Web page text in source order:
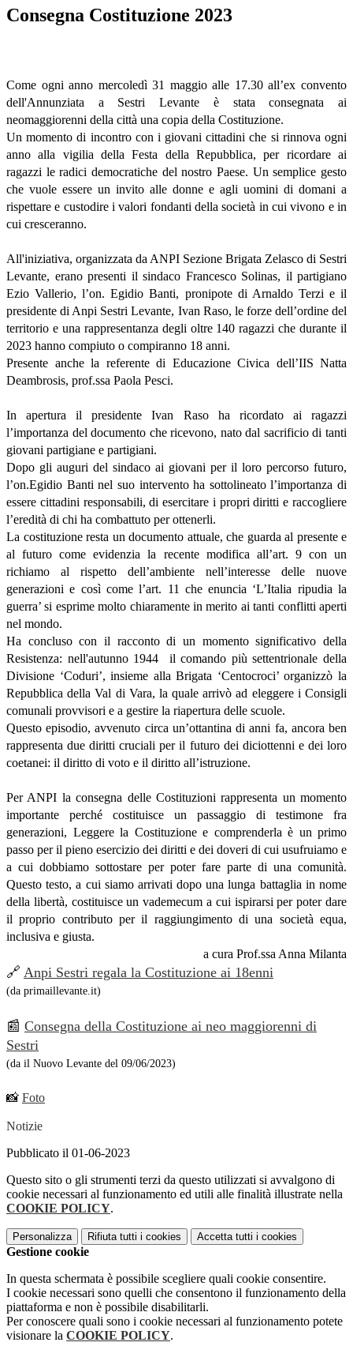
Consegna Costituzione 2023
Come ogni anno mercoledì 31 maggio alle 17.30 all’ex convento
dell'Annunziata a Sestri Levante è stata consegnata ai
neomaggiorenni della città una copia della Costituzione.
Un momento di incontro con i giovani cittadini che si rinnova ogni
anno alla vigilia della Festa della Repubblica, per ricordare ai
ragazzi le radici democratiche del nostro Paese. Un semplice gesto
che vuole essere un invito alle donne e agli uomini di domani a
rispettare e custodire i valori fondanti della società in cui vivono e in
cui cresceranno.
All'iniziativa, organizzata da ANPI Sezione Brigata Zelasco di Sestri
Levante, erano presenti il sindaco Francesco Solinas, il partigiano
Ezio Vallerio, l’on. Egidio Banti, pronipote di Arnaldo Terzi e il
presidente di Anpi Sestri Levante, Ivan Raso, le forze dell’ordine del
territorio e una rappresentanza degli oltre 140 ragazzi che durante il
2023 hanno compiuto o compiranno 18 anni.
Presente anche la referente di Educazione Civica dell’IIS Natta
Deambrosis, prof.ssa Paola Pesci.
In apertura il presidente Ivan Raso ha ricordato ai ragazzi
l’importanza del documento che ricevono, nato dal sacrificio di tanti
giovani partigiane e partigiani.
Dopo gli auguri del sindaco ai giovani per il loro percorso futuro,
l’on.Egidio Banti nel suo intervento ha sottolineato l’importanza di
essere cittadini responsabili, di esercitare i propri diritti e raccogliere
l’eredità di chi ha combattuto per ottenerli.
La costituzione resta un documento attuale, che guarda al presente e
al futuro come evidenzia la recente modifica all’art. 9 con un
richiamo al rispetto dell’ambiente nell’interesse delle nuove
generazioni e così come l’art. 11 che enuncia ‘L’Italia ripudia la
guerra’ si esprime molto chiaramente in merito ai tanti conflitti aperti
nel mondo.
Ha concluso con il racconto di un momento significativo della
Resistenza: nell'autunno 1944 il comando più settentrionale della
Divisione ‘Coduri’, insieme alla Brigata ‘Centocroci’ organizzò la
Repubblica della Val di Vara, la quale arrivò ad eleggere i Consigli
comunali provvisori e a gestire la riapertura delle scuole.
Questo episodio, avvenuto circa un’ottantina di anni fa, ancora ben
rappresenta due diritti cruciali per il futuro dei diciottenni e dei loro
coetanei: il diritto di voto e il diritto all’istruzione.
Per ANPI la consegna delle Costituzioni rappresenta un momento
importante perché costituisce un passaggio di testimone fra
generazioni, Leggere la Costituzione e comprenderla è un primo
passo per il pieno esercizio dei diritti e dei doveri di cui usufruiamo e
a cui dobbiamo sottostare per poter fare parte di una comunità.
Questo testo, a cui siamo arrivati dopo una lunga battaglia in nome
della libertà, costituisce un vademecum a cui ispirarsi per poter dare
il proprio contributo per il raggiungimento di una società equa,
inclusiva e giusta.
a cura Prof.ssa Anna Milanta
🔗 Anpi Sestri regala la Costituzione ai 18enni
(da primaillevante.it)
📰 Consegna della Costituzione ai neo maggiorenni di
Sestri
(da il Nuovo Levante del 09/06/2023)
📸 Foto
Notizie
Pubblicato il 01-06-2023
Questo sito o gli strumenti terzi da questo utilizzati si avvalgono di
cookie necessari al funzionamento ed utili alle finalità illustrate nella
COOKIE POLICY.
Personalizza Rifiuta tutti i cookies Accetta tutti i cookies
Gestione cookie
In questa schermata è possibile scegliere quali cookie consentire.
I cookie necessari sono quelli che consentono il funzionamento della
piattaforma e non è possibile disabilitarli.
Per conoscere quali sono i cookie necessari al funzionamento potete
visionare la COOKIE POLICY.